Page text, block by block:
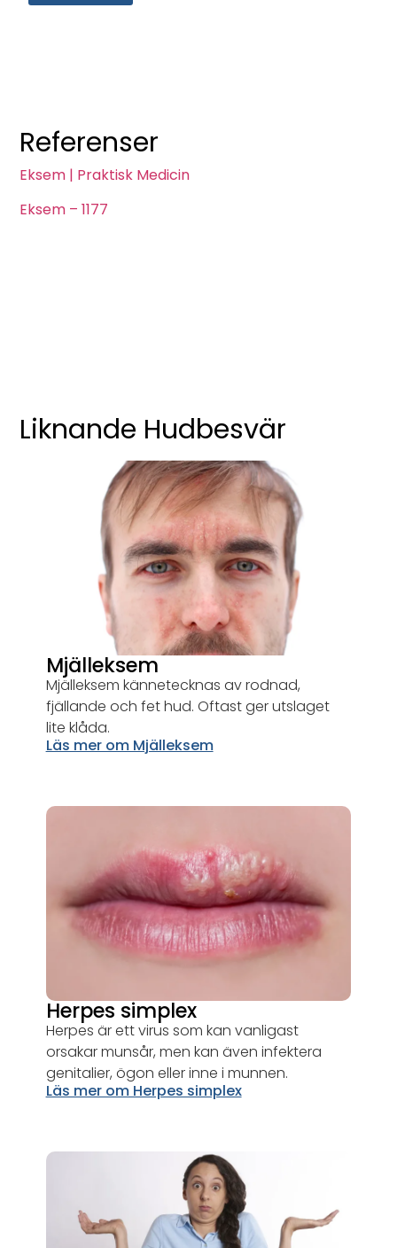
Referenser
Eksem | Praktisk Medicin
Eksem – 1177
Liknande Hudbesvär
Mjälleksem
Mjälleksem kännetecknas av rodnad,
fjällande och fet hud. Oftast ger utslaget
lite klåda.
Läs mer om Mjälleksem
Herpes simplex
Herpes är ett virus som kan vanligast
orsakar munsår, men kan även infektera
genitalier, ögon eller inne i munnen.
Läs mer om Herpes simplex